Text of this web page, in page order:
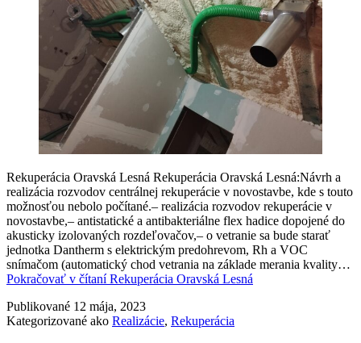
Rekuperácia Oravská Lesná Rekuperácia Oravská Lesná:Návrh a
realizácia rozvodov centrálnej rekuperácie v novostavbe, kde s touto
možnosťou nebolo počítané.– realizácia rozvodov rekuperácie v
novostavbe,– antistatické a antibakteriálne flex hadice dopojené do
akusticky izolovaných rozdeľovačov,– o vetranie sa bude starať
jednotka Dantherm s elektrickým predohrevom, Rh a VOC
snímačom (automatický chod vetrania na základe merania kvality…
Pokračovať v čítaníRekuperácia Oravská Lesná
Publikované 12 mája, 2023
Kategorizované ako Realizácie, Rekuperácia